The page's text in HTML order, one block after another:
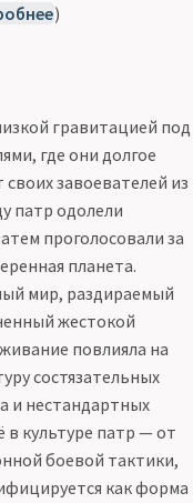
)
гравитацией под
где они долгое
завоевателей из
патр одолели
проголосовали за
планета.
мир, раздираемый
жестокой
повлияла на
состязательных
и нестандартных
в культуре патр — от
боевой тактики,
как форма